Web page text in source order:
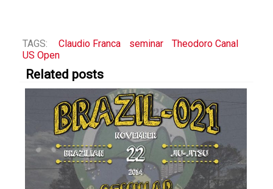
TAGS: Claudio Franca seminar
Theodoro Canal
US Open
Related posts